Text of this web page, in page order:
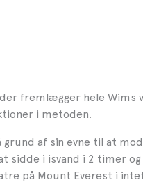
fremlægger hele Wims
i metoden.
af sin evne til at
sidde i isvand i 2 timer
på Mount Everest i